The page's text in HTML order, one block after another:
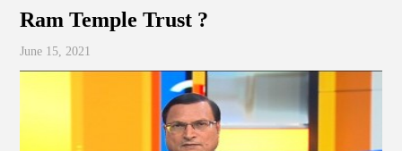
Ram Temple Trust ?
June 15, 2021